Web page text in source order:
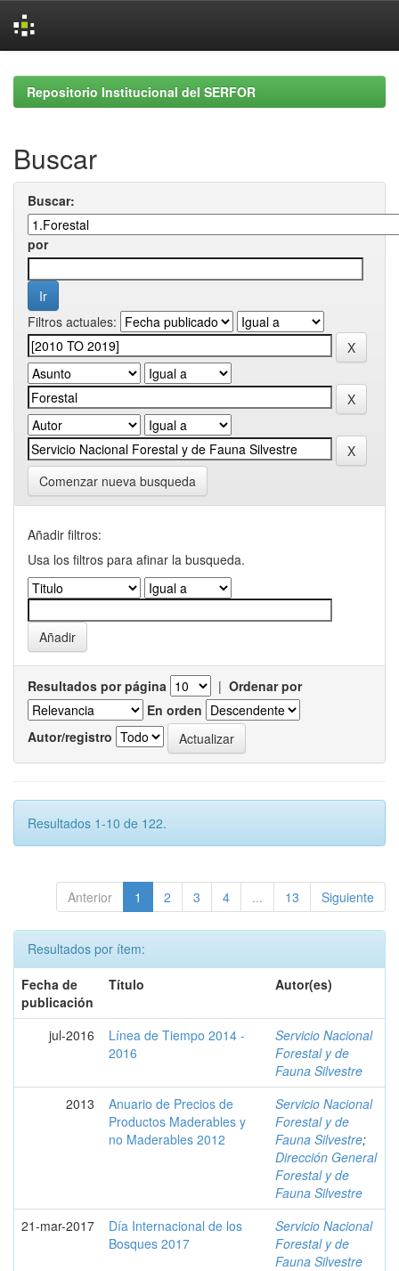
navigationRepositorio Institucional del SERFOR
Buscar
Buscar:
por
Filtros actuales:
Comenzar nueva busqueda
Añadir filtros:
Usa los filtros para afinar la busqueda.
Resultados por página | Ordenar por
En orden
Autor/registro
Resultados 1-10 de 122.
Anterior 1 2 3 4 ... 13 Siguiente
Resultados por ítem:
Fecha de
publicación
Título Autor(es)
jul-2016
Línea de Tiempo 2014 -
2016
Servicio Nacional
Forestal y de
Fauna Silvestre
2013
Anuario de Precios de
Productos Maderables y
no Maderables 2012
Servicio Nacional
Forestal y de
Fauna Silvestre;
Dirección General
Forestal y de
Fauna Silvestre
21-mar-2017
Día Internacional de los
Bosques 2017
Servicio Nacional
Forestal y de
Fauna Silvestre